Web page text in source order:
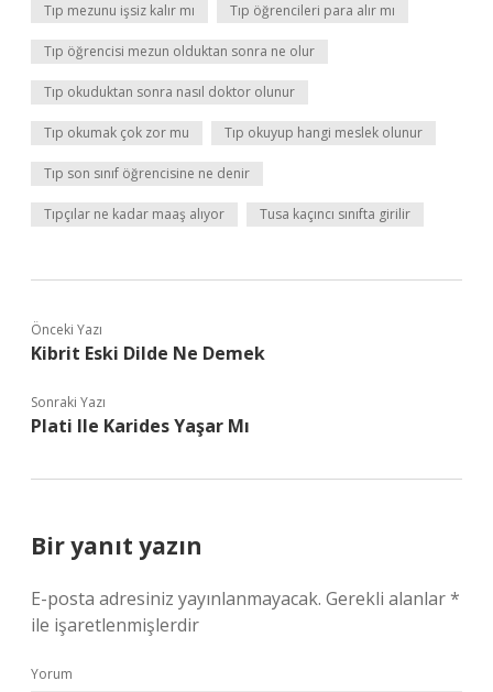
Tıp mezunu işsiz kalır mı Tıp öğrencileri para alır mı
Tıp öğrencisi mezun olduktan sonra ne olur
Tıp okuduktan sonra nasıl doktor olunur
Tıp okumak çok zor mu Tıp okuyup hangi meslek olunur
Tıp son sınıf öğrencisine ne denir
Tıpçılar ne kadar maaş alıyor Tusa kaçıncı sınıfta girilir
Önceki Yazı
Kibrit Eski Dilde Ne Demek
Sonraki Yazı
Plati Ile Karides Yaşar Mı
Bir yanıt yazın
E-posta adresiniz yayınlanmayacak. Gerekli alanlar*
ile işaretlenmişlerdir
Yorum